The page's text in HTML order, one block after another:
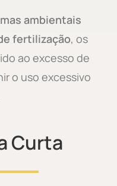
ambientais
fertilização, os
ao excesso de
o uso excessivo
Curta